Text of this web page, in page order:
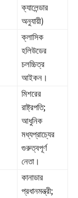
ক্যালেন্ডার
অনুযায়ী)
ক্লাসিক
হলিউডের
চলচ্চিত্র
আইকন।
মিশরের
রাষ্ট্রপতি;
আধুনিক
মধ্যপ্রাচ্যের
গুরুত্বপূর্ণ
নেতা।
কানাডার
প্রধানমন্ত্রী;